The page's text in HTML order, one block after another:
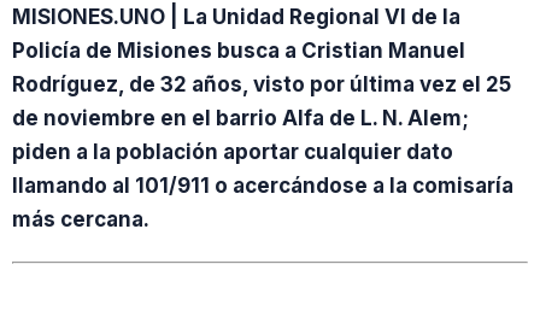
MISIONES.UNO | La Unidad Regional VI de la
Policía de Misiones busca a Cristian Manuel
Rodríguez, de 32 años, visto por última vez el 25
de noviembre en el barrio Alfa de L. N. Alem;
piden a la población aportar cualquier dato
llamando al 101/911 o acercándose a la comisaría
más cercana.